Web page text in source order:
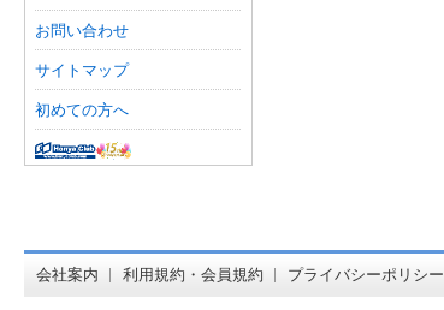
お問い合わせ
サイトマップ
初めての方へ
会社案内 利用規約・会員規約 プライバシーポリシー